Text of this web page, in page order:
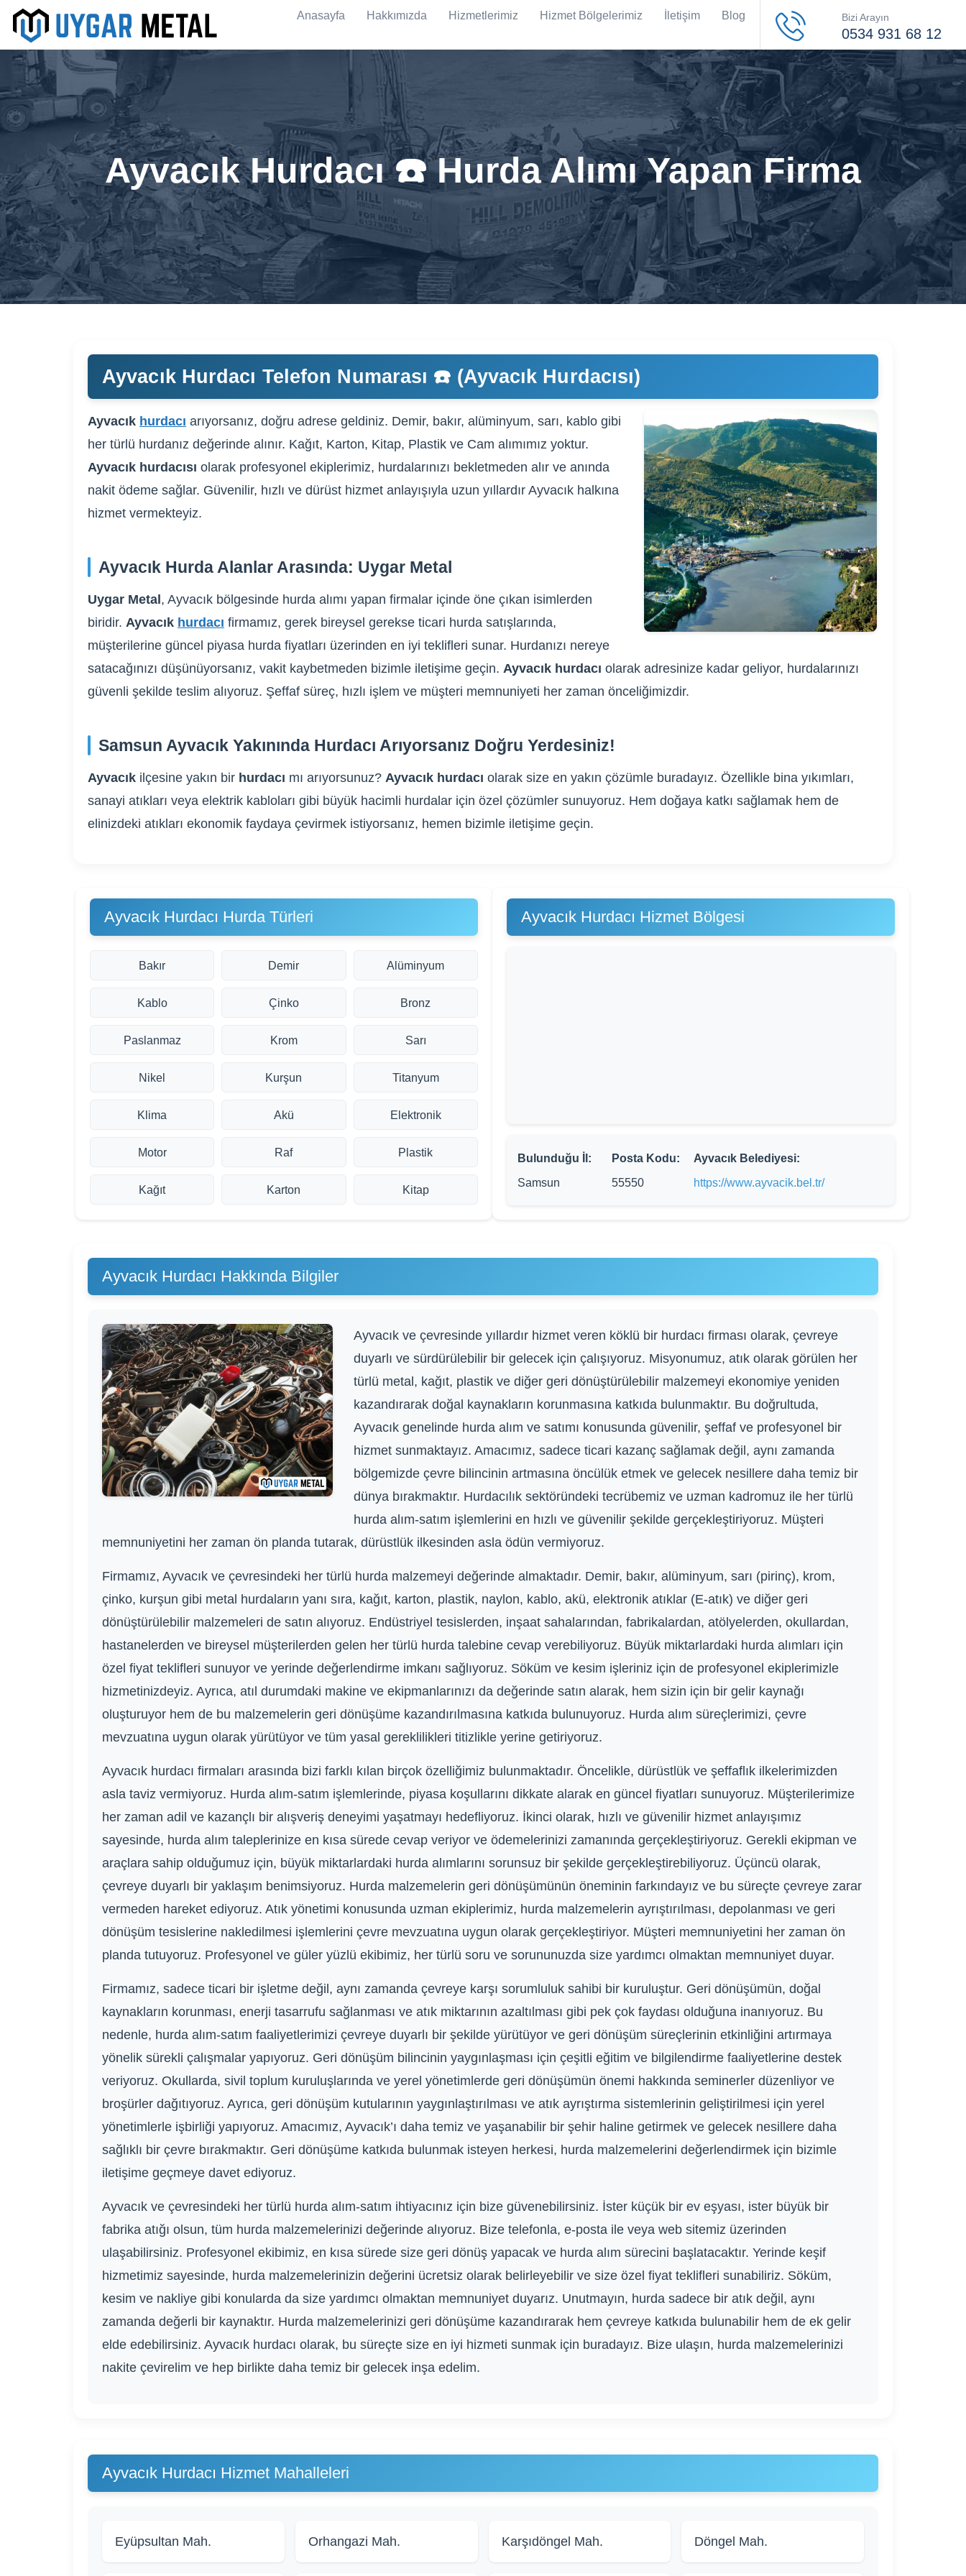
Anasayfa Hakkımızda Hizmetlerimiz Hizmet Bölgelerimiz İletişim Blog Bizi Arayın
0534 931 68 12
Ayvacık Hurdacı ☎️ Hurda Alımı Yapan Firma
Ayvacık Hurdacı Telefon Numarası ☎️ (Ayvacık Hurdacısı)
Ayvacık hurdacı arıyorsanız, doğru adrese geldiniz. Demir, bakır, alüminyum, sarı, kablo gibi
her türlü hurdanız değerinde alınır. Kağıt, Karton, Kitap, Plastik ve Cam alımımız yoktur.
Ayvacık hurdacısı olarak profesyonel ekiplerimiz, hurdalarınızı bekletmeden alır ve anında
nakit ödeme sağlar. Güvenilir, hızlı ve dürüst hizmet anlayışıyla uzun yıllardır Ayvacık halkına
hizmet vermekteyiz.
Ayvacık Hurda Alanlar Arasında: Uygar Metal
Uygar Metal , Ayvacık bölgesinde hurda alımı yapan firmalar içinde öne çıkan isimlerden
biridir. Ayvacık hurdacı firmamız, gerek bireysel gerekse ticari hurda satışlarında,
müşterilerine güncel piyasa hurda fiyatları üzerinden en iyi teklifleri sunar. Hurdanızı nereye
satacağınızı düşünüyorsanız, vakit kaybetmeden bizimle iletişime geçin. Ayvacık hurdacı olarak adresinize kadar geliyor, hurdalarınızı
güvenli şekilde teslim alıyoruz. Şeffaf süreç, hızlı işlem ve müşteri memnuniyeti her zaman önceliğimizdir.
Samsun Ayvacık Yakınında Hurdacı Arıyorsanız Doğru Yerdesiniz!
Ayvacık ilçesine yakın bir hurdacı mı arıyorsunuz? Ayvacık hurdacı olarak size en yakın çözümle buradayız. Özellikle bina yıkımları,
sanayi atıkları veya elektrik kabloları gibi büyük hacimli hurdalar için özel çözümler sunuyoruz. Hem doğaya katkı sağlamak hem de
elinizdeki atıkları ekonomik faydaya çevirmek istiyorsanız, hemen bizimle iletişime geçin.
Ayvacık Hurdacı Hurda Türleri
Bakır Demir Alüminyum
Kablo Çinko Bronz
Paslanmaz Krom Sarı
Nikel Kurşun Titanyum
Klima Akü Elektronik
Motor Raf Plastik
Kağıt Karton Kitap
Ayvacık Hurdacı Hizmet Bölgesi
Bulunduğu İl:
Samsun
Posta Kodu:
55550
Ayvacık Belediyesi:
https://www.ayvacik.bel.tr/
Ayvacık Hurdacı Hakkında Bilgiler
Ayvacık ve çevresinde yıllardır hizmet veren köklü bir hurdacı firması olarak, çevreye
duyarlı ve sürdürülebilir bir gelecek için çalışıyoruz. Misyonumuz, atık olarak görülen her
türlü metal, kağıt, plastik ve diğer geri dönüştürülebilir malzemeyi ekonomiye yeniden
kazandırarak doğal kaynakların korunmasına katkıda bulunmaktır. Bu doğrultuda,
Ayvacık genelinde hurda alım ve satımı konusunda güvenilir, şeffaf ve profesyonel bir
hizmet sunmaktayız. Amacımız, sadece ticari kazanç sağlamak değil, aynı zamanda
bölgemizde çevre bilincinin artmasına öncülük etmek ve gelecek nesillere daha temiz bir
dünya bırakmaktır. Hurdacılık sektöründeki tecrübemiz ve uzman kadromuz ile her türlü
hurda alım-satım işlemlerini en hızlı ve güvenilir şekilde gerçekleştiriyoruz. Müşteri
memnuniyetini her zaman ön planda tutarak, dürüstlük ilkesinden asla ödün vermiyoruz.
Firmamız, Ayvacık ve çevresindeki her türlü hurda malzemeyi değerinde almaktadır. Demir, bakır, alüminyum, sarı (pirinç), krom,
çinko, kurşun gibi metal hurdaların yanı sıra, kağıt, karton, plastik, naylon, kablo, akü, elektronik atıklar (E-atık) ve diğer geri
dönüştürülebilir malzemeleri de satın alıyoruz. Endüstriyel tesislerden, inşaat sahalarından, fabrikalardan, atölyelerden, okullardan,
hastanelerden ve bireysel müşterilerden gelen her türlü hurda talebine cevap verebiliyoruz. Büyük miktarlardaki hurda alımları için
özel fiyat teklifleri sunuyor ve yerinde değerlendirme imkanı sağlıyoruz. Söküm ve kesim işleriniz için de profesyonel ekiplerimizle
hizmetinizdeyiz. Ayrıca, atıl durumdaki makine ve ekipmanlarınızı da değerinde satın alarak, hem sizin için bir gelir kaynağı
oluşturuyor hem de bu malzemelerin geri dönüşüme kazandırılmasına katkıda bulunuyoruz. Hurda alım süreçlerimizi, çevre
mevzuatına uygun olarak yürütüyor ve tüm yasal gereklilikleri titizlikle yerine getiriyoruz.
Ayvacık hurdacı firmaları arasında bizi farklı kılan birçok özelliğimiz bulunmaktadır. Öncelikle, dürüstlük ve şeffaflık ilkelerimizden
asla taviz vermiyoruz. Hurda alım-satım işlemlerinde, piyasa koşullarını dikkate alarak en güncel fiyatları sunuyoruz. Müşterilerimize
her zaman adil ve kazançlı bir alışveriş deneyimi yaşatmayı hedefliyoruz. İkinci olarak, hızlı ve güvenilir hizmet anlayışımız
sayesinde, hurda alım taleplerinize en kısa sürede cevap veriyor ve ödemelerinizi zamanında gerçekleştiriyoruz. Gerekli ekipman ve
araçlara sahip olduğumuz için, büyük miktarlardaki hurda alımlarını sorunsuz bir şekilde gerçekleştirebiliyoruz. Üçüncü olarak,
çevreye duyarlı bir yaklaşım benimsiyoruz. Hurda malzemelerin geri dönüşümünün öneminin farkındayız ve bu süreçte çevreye zarar
vermeden hareket ediyoruz. Atık yönetimi konusunda uzman ekiplerimiz, hurda malzemelerin ayrıştırılması, depolanması ve geri
dönüşüm tesislerine nakledilmesi işlemlerini çevre mevzuatına uygun olarak gerçekleştiriyor. Müşteri memnuniyetini her zaman ön
planda tutuyoruz. Profesyonel ve güler yüzlü ekibimiz, her türlü soru ve sorununuzda size yardımcı olmaktan memnuniyet duyar.
Firmamız, sadece ticari bir işletme değil, aynı zamanda çevreye karşı sorumluluk sahibi bir kuruluştur. Geri dönüşümün, doğal
kaynakların korunması, enerji tasarrufu sağlanması ve atık miktarının azaltılması gibi pek çok faydası olduğuna inanıyoruz. Bu
nedenle, hurda alım-satım faaliyetlerimizi çevreye duyarlı bir şekilde yürütüyor ve geri dönüşüm süreçlerinin etkinliğini artırmaya
yönelik sürekli çalışmalar yapıyoruz. Geri dönüşüm bilincinin yaygınlaşması için çeşitli eğitim ve bilgilendirme faaliyetlerine destek
veriyoruz. Okullarda, sivil toplum kuruluşlarında ve yerel yönetimlerde geri dönüşümün önemi hakkında seminerler düzenliyor ve
broşürler dağıtıyoruz. Ayrıca, geri dönüşüm kutularının yaygınlaştırılması ve atık ayrıştırma sistemlerinin geliştirilmesi için yerel
yönetimlerle işbirliği yapıyoruz. Amacımız, Ayvacık’ı daha temiz ve yaşanabilir bir şehir haline getirmek ve gelecek nesillere daha
sağlıklı bir çevre bırakmaktır. Geri dönüşüme katkıda bulunmak isteyen herkesi, hurda malzemelerini değerlendirmek için bizimle
iletişime geçmeye davet ediyoruz.
Ayvacık ve çevresindeki her türlü hurda alım-satım ihtiyacınız için bize güvenebilirsiniz. İster küçük bir ev eşyası, ister büyük bir
fabrika atığı olsun, tüm hurda malzemelerinizi değerinde alıyoruz. Bize telefonla, e-posta ile veya web sitemiz üzerinden
ulaşabilirsiniz. Profesyonel ekibimiz, en kısa sürede size geri dönüş yapacak ve hurda alım sürecini başlatacaktır. Yerinde keşif
hizmetimiz sayesinde, hurda malzemelerinizin değerini ücretsiz olarak belirleyebilir ve size özel fiyat teklifleri sunabiliriz. Söküm,
kesim ve nakliye gibi konularda da size yardımcı olmaktan memnuniyet duyarız. Unutmayın, hurda sadece bir atık değil, aynı
zamanda değerli bir kaynaktır. Hurda malzemelerinizi geri dönüşüme kazandırarak hem çevreye katkıda bulunabilir hem de ek gelir
elde edebilirsiniz. Ayvacık hurdacı olarak, bu süreçte size en iyi hizmeti sunmak için buradayız. Bize ulaşın, hurda malzemelerinizi
nakite çevirelim ve hep birlikte daha temiz bir gelecek inşa edelim.
Ayvacık Hurdacı Hizmet Mahalleleri
Eyüpsultan Mah. Orhangazi Mah. Karşıdöngel Mah. Döngel Mah.